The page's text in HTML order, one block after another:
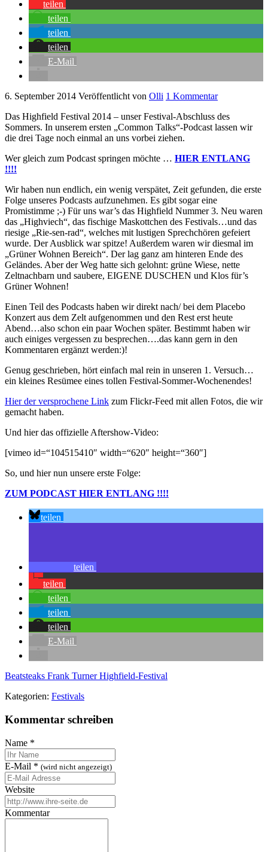
teilen
teilen
teilen
teilen
E-Mail
6. September 2014 Veröffentlicht von Olli 1 Kommentar
Das Highfield Festival 2014 – unser Festival-Abschluss des
Sommers. In unserem ersten „Common Talks“-Podcast lassen wir
die drei Tage noch einmal an uns vorbei ziehen.
Wer gleich zum Podcast springen möchte … HIER ENTLANG
!!!!
Wir haben nun endlich, ein wenig verspätet, Zeit gefunden, die erste
Folge unseres Podcasts aufzunehmen. Es gibt sogar eine
Promistimme ;-) Für uns war’s das Highfield Nummer 3. Neu waren
das „Highviech“, das fischige Maskottchen des Festivals…und das
riesige „Rie-sen-rad“, welches mit lustigen Sprechchören gefeiert
wurde. Der Ausblick war spitze! Außerdem waren wir diesmal im
„Grüner Wohnen Bereich“. Der lag ganz am hinteren Ende des
Geländes. Aber der Weg hatte sich gelohnt: grüne Wiese, nette
Zeltnachbarn und saubere, EIGENE DUSCHEN und Klos für’s
Grüner Wohnen!
Einen Teil des Podcasts haben wir direkt nach/ bei dem Placebo
Konzert aus dem Zelt aufgenommen und den Rest erst heute
Abend…also schon ein paar Wochen später. Bestimmt haben wir
auch einiges vergessen zu besprechen….das kann gern in den
Kommentaren ergänzt werden:)!
Genug geschrieben, hört einfach mal rein in unseren 1. Versuch…
ein kleines Resümee eines tollen Festival-Sommer-Wochenendes!
Hier der versprochene Link zum Flickr-Feed mit allen Fotos, die wir
gemacht haben.
Und hier das offizielle Aftershow-Video:
[vimeo id=“104515410″ width=“620″ height=“360″]
So, und hier nun unsere erste Folge:
ZUM PODCAST HIER ENTLANG !!!!
teilen
teilen
teilen
teilen
teilen
teilen
E-Mail
Beatsteaks Frank TurnerHighfield-Festival
Kategorien: Festivals
Kommentar schreiben
Name *
E-Mail * (wird nicht angezeigt)
Website
Kommentar